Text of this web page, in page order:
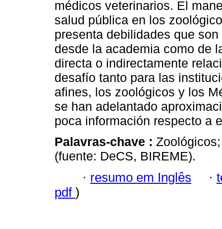
médicos veterinarios. El
salud pública en los
presenta debilidades que
desde la academia como de
directa o indirectamente
desafío tanto para las
afines, los zoológicos y los
se han adelantado
poca información respecto a
Palavras-chave :
(fuente: DeCS, BIREME).
· resumo em Inglês ·
pdf )